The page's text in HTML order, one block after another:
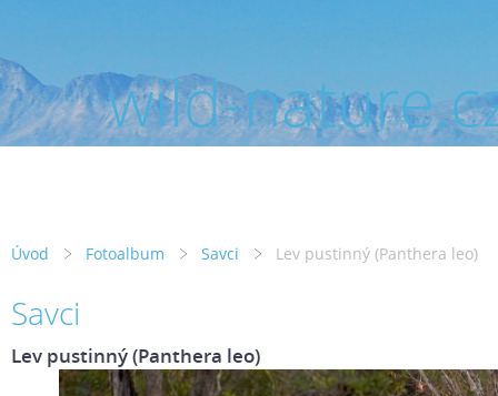
wild-
Úvod Fotoalbum Savci Lev pustinný (Panthera leo)
Savci
Lev pustinný (Panthera leo)